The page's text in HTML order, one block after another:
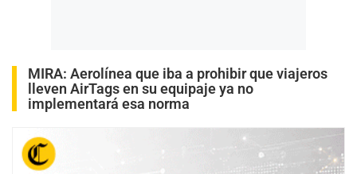
MIRA: Aerolínea que iba a prohibir que viajeros
lleven AirTags en su equipaje ya no
implementará esa norma